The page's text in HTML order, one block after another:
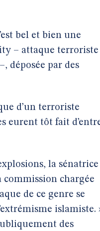
bel et bien une
– attaque terroriste
déposée par des
d’un terroriste
eurent tôt fait
la sénatrice
chargée
de ce genre se
islamiste.
des